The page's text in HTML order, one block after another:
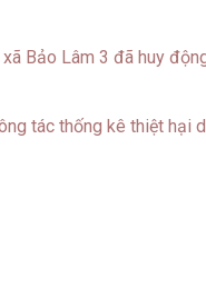
Bảo Lâm 3 đã huy
tác thống kê thiệt hại